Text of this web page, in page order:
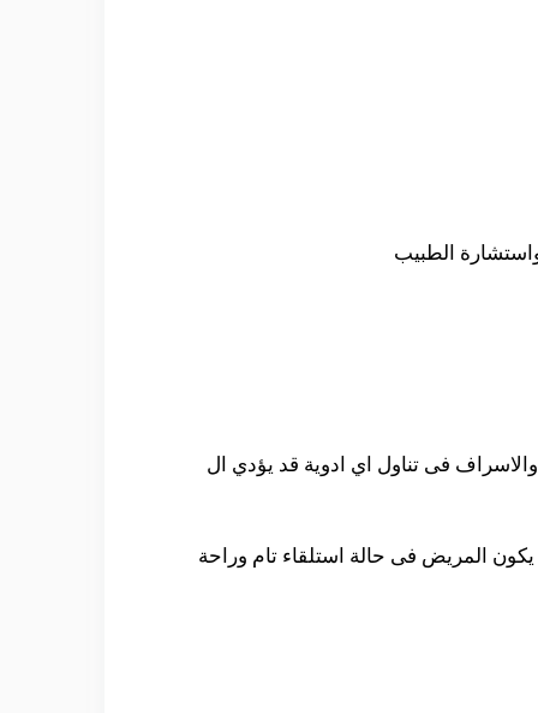
الطبيب
فى تناول اي ادوية قد يؤدي ال
المريض فى حالة استلقاء تام وراحة